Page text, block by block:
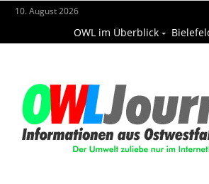
10. August 2026
OWL im Überblick